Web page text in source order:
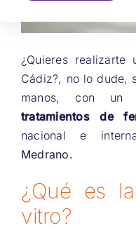
¿Quieres
Cádiz?, no lo dude,
manos, con un
tratamientos de
nacional e
Medrano.
¿Qué es
vitro?